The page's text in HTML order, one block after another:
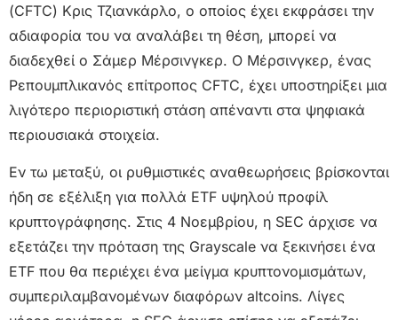
(CFTC) Κρις Τζιανκάρλο, ο οποίος έχει εκφράσει την
αδιαφορία του να αναλάβει τη θέση, μπορεί να
διαδεχθεί ο Σάμερ Μέρσινγκερ. Ο Μέρσινγκερ, ένας
Ρεπουμπλικανός επίτροπος CFTC, έχει υποστηρίξει μια
λιγότερο περιοριστική στάση απέναντι στα ψηφιακά
περιουσιακά στοιχεία.
Εν τω μεταξύ, οι ρυθμιστικές αναθεωρήσεις βρίσκονται
ήδη σε εξέλιξη για πολλά ETF υψηλού προφίλ
κρυπτογράφησης. Στις 4 Νοεμβρίου, η SEC άρχισε να
εξετάζει την πρόταση της Grayscale να ξεκινήσει ένα
ETF που θα περιέχει ένα μείγμα κρυπτονομισμάτων,
συμπεριλαμβανομένων διαφόρων altcoins. Λίγες